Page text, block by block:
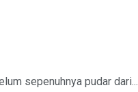
sepenuhnya pudar dari...